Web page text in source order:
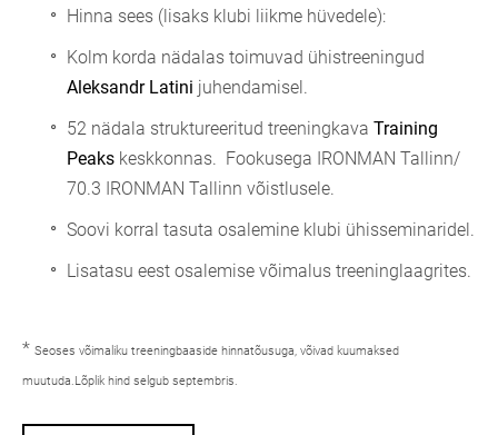
Hinna sees (lisaks klubi liikme hüvedele):
Kolm korda nädalas toimuvad ühistreeningud
Aleksandr Latini juhendamisel.
52 nädala struktureeritud treeningkava Training
Peaks keskkonnas. Fookusega IRONMAN Tallinn/
70.3 IRONMAN Tallinn võistlusele.
Soovi korral tasuta osalemine klubi ühisseminaridel.
Lisatasu eest osalemise võimalus treeninglaagrites.
* Seoses võimaliku treeningbaaside hinnatõusuga, võivad kuumaksed
muutuda.Lõplik hind selgub septembris.